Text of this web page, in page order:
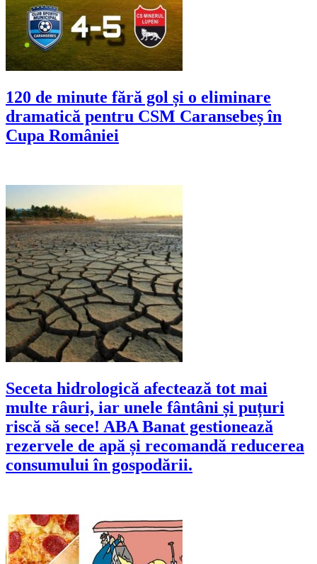
120 de minute fără gol și o eliminare
dramatică pentru CSM Caransebeș în
Cupa României
Seceta hidrologică afectează tot mai
multe râuri, iar unele fântâni și puțuri
riscă să sece! ABA Banat gestionează
rezervele de apă și recomandă reducerea
consumului în gospodării.